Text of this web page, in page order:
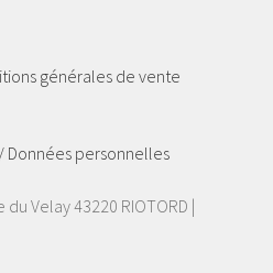
générales de vente
Données personnelles
Velay 43220 RIOTORD |